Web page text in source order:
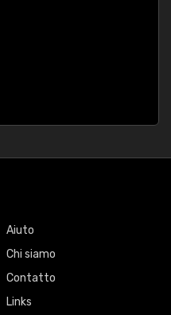
Aiuto
Chi siamo
Contatto
Links